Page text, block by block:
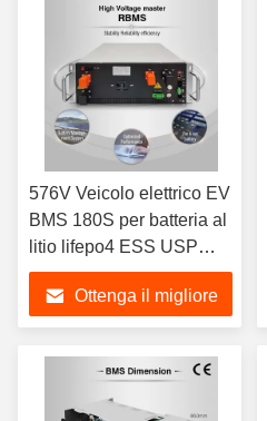
576V Veicolo elettrico EV
BMS 180S per batteria al
litio lifepo4 ESS USP
Solare
Ottenga il migliore